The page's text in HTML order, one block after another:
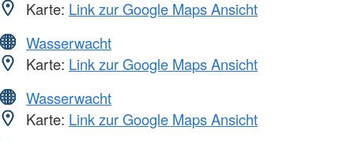
Karte: Link zur Google Maps Ansicht
Wasserwacht
Karte: Link zur Google Maps Ansicht
Wasserwacht
Karte: Link zur Google Maps Ansicht